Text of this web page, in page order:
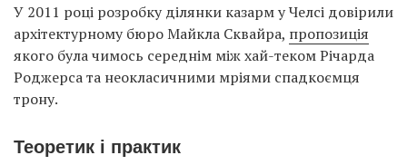
У 2011 році розробку ділянки казарм у Челсі довірили
архітектурному бюро Майкла Сквайра, пропозиція
якого була чимось середнім між хай-теком Річарда
Роджерса та неокласичними мріями спадкоємця
трону.
Теоретик і практик